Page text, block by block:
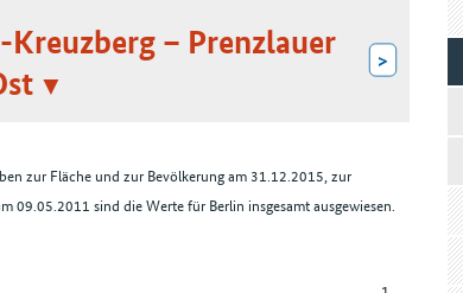
– Prenzlauer
>
zur Fläche und zur Bevölkerung am 31.12.2015, zur
09.05.2011 sind die Werte für Berlin insgesamt ausgewiesen.